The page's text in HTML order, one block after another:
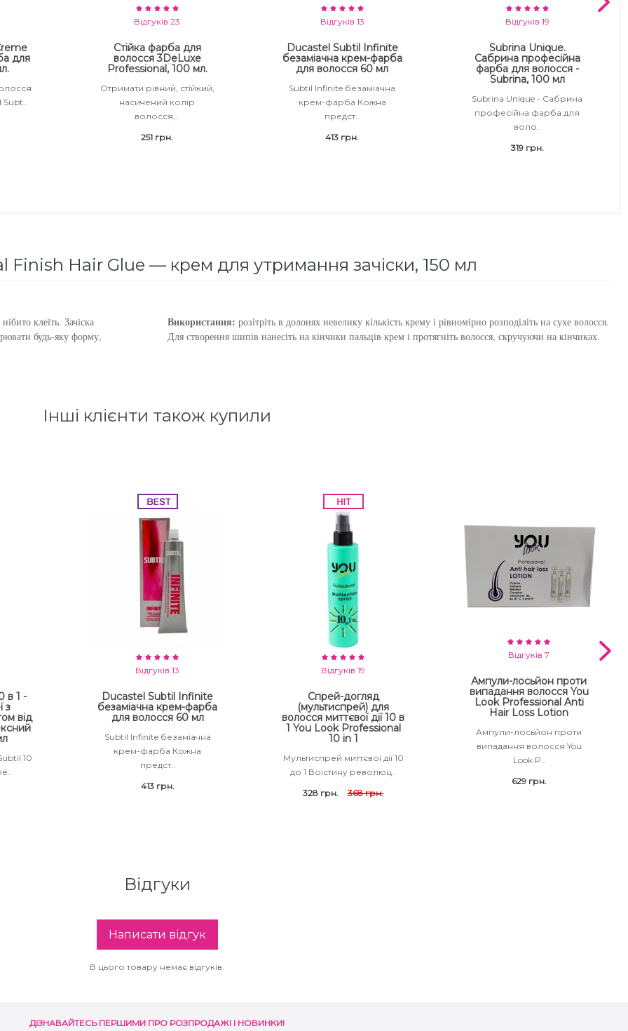
для
Відгуків 23
Стійка фарба для
волосся 3DeLuxe
Professional, 100 мл.
Отримати рівний, стійкий,
насичений колір
волосся,..
251 грн.
Відгуків 13
Ducastel Subtil Infinite
безаміачна крем-фарба
для волосся 60 мл
Subtil Infinite безаміачна
крем-фарба Кожна
предст..
413 грн.
Відгуків 19
Subrina Unique.
Сабрина професійна
фарба для волосся -
Subrina, 100 мл
Subrina Unique - Сабрина
професійна фарба для
воло..
319 грн.
Finish Hair Glue — крем для утримання зачіски, 150 мл
клеїть. Зачіска
будь-яку форму,
Використання: розітріть в долонях невелику кількість крему і рівномірно розподіліть на сухе волосся.
Для створення шипів нанесіть на кінчики пальців крем і протягніть волосся, скручуючи на кінчиках.
Інші клієнти також купили
в 1 -
з
від
10
Відгуків 13
Ducastel Subtil Infinite
безаміачна крем-фарба
для волосся 60 мл
Subtil Infinite безаміачна
крем-фарба Кожна
предст..
413 грн.
Відгуків 19
Спрей-догляд
(мультиспрей) для
волосся миттєвої дії 10 в
1 You Look Professional
10 in 1
Мультиспрей миттєвої дії 10
до 1 Воістину революц..
328 грн.
368 грн.
Відгуків 7
Ампули-лосьйон проти
випадання волосся You
Look Professional Anti
Hair Loss Lotion
Ампули-лосьйон проти
випадання волосся You
Look P..
629 грн.
Відгуки
Написати відгук
В цього товару немає відгуків.
ДІЗНАВАЙТЕСЬ ПЕРШИМИ ПРО РОЗПРОДАЖІ І НОВИНКИ!